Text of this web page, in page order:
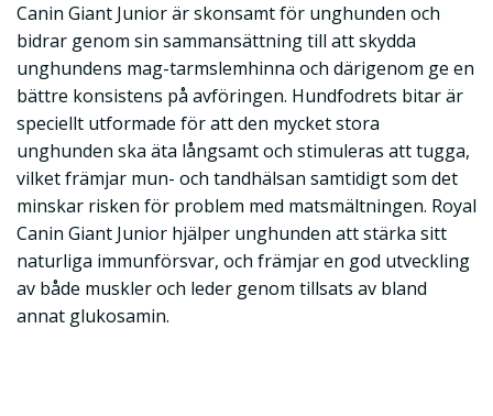
Canin Giant Junior är skonsamt för unghunden och
bidrar genom sin sammansättning till att skydda
unghundens mag-tarmslemhinna och därigenom ge en
bättre konsistens på avföringen. Hundfodrets bitar är
speciellt utformade för att den mycket stora
unghunden ska äta långsamt och stimuleras att tugga,
vilket främjar mun- och tandhälsan samtidigt som det
minskar risken för problem med matsmältningen. Royal
Canin Giant Junior hjälper unghunden att stärka sitt
naturliga immunförsvar, och främjar en god utveckling
av både muskler och leder genom tillsats av bland
annat glukosamin.